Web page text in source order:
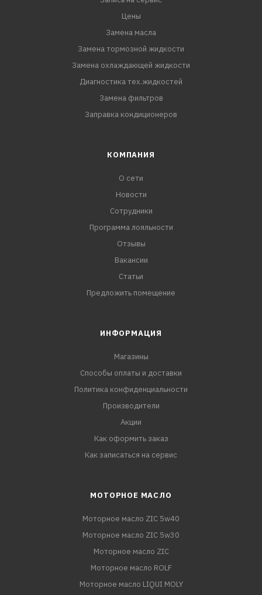
продлевает срок службы системы охлаждения;
готов к применению.
Цены
Замена масла
Замена тормозной жидкости
Замена охлаждающей жидкости
Диагностика тех.жидкостей
Замена фильтров
Заправка кондиционеров
КОМПАНИЯ
О сети
Новости
Сотрудники
Программа лояльности
Отзывы
Вакансии
Статьи
Предложить помещение
ИНФОРМАЦИЯ
Магазины
Способы оплаты и доставки
Политика конфиденциальности
Производители
Акции
Как оформить заказ
Как записаться на сервис
МОТОРНОЕ МАСЛО
Моторное масло ZIC 5w40
Моторное масло ZIC 5w30
Моторное масло ZIC
Моторное масло ROLF
Моторное масло LIQUI MOLY